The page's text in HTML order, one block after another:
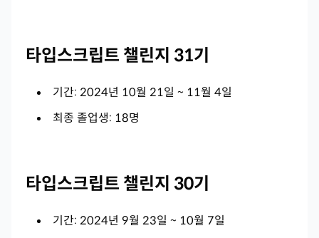
타입스크립트 챌린지 31기
기간: 2024년 10월 21일 ~ 11월 4일
최종 졸업생: 18명
타입스크립트 챌린지 30기
기간: 2024년 9월 23일 ~ 10월 7일